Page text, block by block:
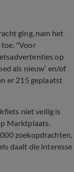
ging, nam het
"Voor
op
als nieuw’ en/of
er 215 geplaatst
niet veilig is
Marktplaats.
zoekopdrachten,
daalt die interesse